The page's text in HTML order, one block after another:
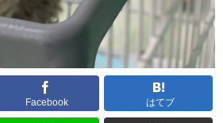
Facebook はてブ